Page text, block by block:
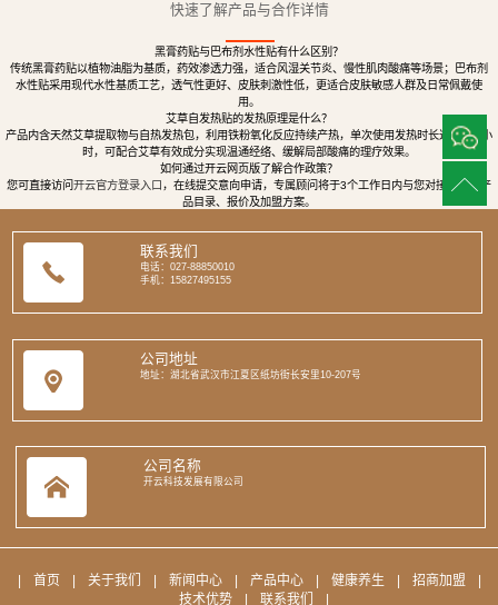
快速了解产品与合作详情
黑膏药贴与巴布剂水性贴有什么区别？
传统黑膏药贴以植物油脂为基质，药效渗透力强，适合风湿关节炎、慢性肌肉酸痛等场景；巴布剂
水性贴采用现代水性基质工艺，透气性更好、皮肤刺激性低，更适合皮肤敏感人群及日常佩戴使
用。
艾草自发热贴的发热原理是什么？
产品内含天然艾草提取物与自热发热包，利用铁粉氧化反应持续产热，单次使用发热时长达8至12小
时，可配合艾草有效成分实现温通经络、缓解局部酸痛的理疗效果。
如何通过开云网页版了解合作政策？
您可直接访问 开云官方登录入口，在线提交意向申请，专属顾问将于3个工作日内与您对接，提供产
品目录、报价及加盟方案。
联系我们
电话：027-88850010
手机：15827495155
公司地址
地址：湖北省武汉市江夏区纸坊街长安里10-207号
公司名称
开云科技发展有限公司
首页 关于我们 新闻中心 产品中心 健康养生 招商加盟
技术优势
联系我们